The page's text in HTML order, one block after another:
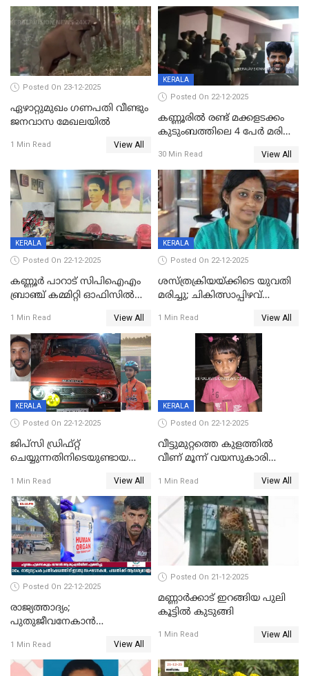
Posted On 23-12-2025
ഏഴാറ്റുമുഖം ഗണപതി വീണ്ടും
ജനവാസ മേഖലയിൽ
1 Min Read View All
KERALA
Posted On 22-12-2025
കണ്ണൂരിൽ രണ്ട് മക്കളടക്കം
കുടുംബത്തിലെ 4 പേർ മരിച്ച
30 Min Read View All
KERALA
Posted On 22-12-2025
കണ്ണൂർ പാറാട് സിപിഐഎം
ബ്രാഞ്ച് കമ്മിറ്റി ഓഫിസിൽ
ചിത്രങ്ങളടക്കം കത്തിയ
നിലയിൽ
1 Min Read View All
KERALA
Posted On 22-12-2025
ശസ്ത്രക്രിയയ്‌ക്കിടെ യുവതി
മരിച്ചു; ചികിത്സാപ്പിഴവ്
സംഭവം മാവേലിക്കരയിൽ
1 Min Read View All
KERALA
Posted On 22-12-2025
ജിപ്സി ഡ്രിഫ്റ്റ്
ചെയ്യുന്നതിനിടെയുണ്ടായ
ദാരുണാന്ത്യം; ജീപ്സി
ഓടിച്ചയാൾ അറസ്റ്റിൽ.
1 Min Read View All
KERALA
Posted On 22-12-2025
വീട്ടുമുറ്റത്തെ കുളത്തിൽ
വീണ് മൂന്ന് വയസുകാരി
1 Min Read View All
Posted On 22-12-2025
രാജ്യത്താദ്യം;
പുതുജീവനേകാൻ
എറണാകുളം സർക്കാർ
ജനറൽ
1 Min Read View All
Posted On 21-12-2025
മണ്ണാർക്കാട് ഇറങ്ങിയ പുലി
കൂട്ടിൽ കുടുങ്ങി
1 Min Read View All